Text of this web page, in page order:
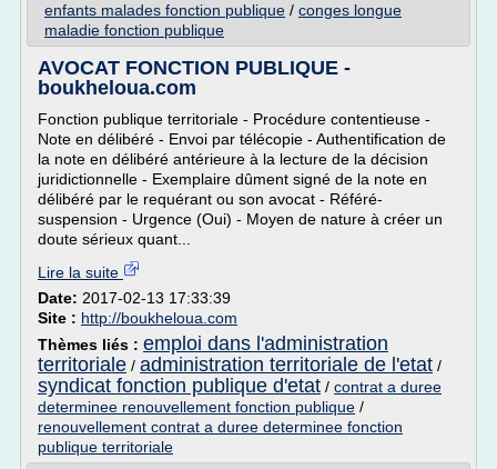
enfants malades fonction publique / conges longue
maladie fonction publique
AVOCAT FONCTION PUBLIQUE -
boukheloua.com
Fonction publique territoriale - Procédure contentieuse -
Note en délibéré - Envoi par télécopie - Authentification de
la note en délibéré antérieure à la lecture de la décision
juridictionnelle - Exemplaire dûment signé de la note en
délibéré par le requérant ou son avocat - Référé-
suspension - Urgence (Oui) - Moyen de nature à créer un
doute sérieux quant...
Lire la suite
Date: 2017-02-13 17:33:39
Site : http://boukheloua.com
Thèmes liés : emploi dans l'administration
territoriale / administration territoriale de l'etat /
syndicat fonction publique d'etat / contrat a duree
determinee renouvellement fonction publique /
renouvellement contrat a duree determinee fonction
publique territoriale